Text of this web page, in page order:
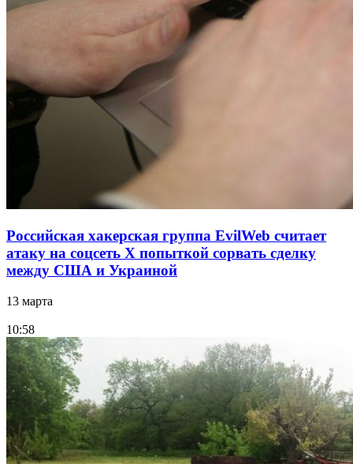
Российская хакерская группа EvilWeb считает
атаку на соцсеть Х попыткой сорвать сделку
между США и Украиной
13 марта
10:58